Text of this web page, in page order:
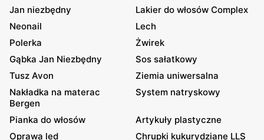
Jan niezbędny
Lakier do włosów Complex
Neonail
Lech
Polerka
Żwirek
Gąbka Jan Niezbędny
Sos sałatkowy
Tusz Avon
Ziemia uniwersalna
Nakładka na materac
Bergen
System natryskowy
Pianka do włosów
Artykuły plastyczne
Oprawa led
Chrupki kukurydziane LLS